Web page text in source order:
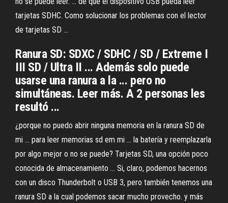
tarjetas SDHC. Como solucionar los problemas con el lector
de tarjetas SD ...
Ranura SD: SDXC / SDHC / SD / Extreme I
III SD / Ultra II ... Además solo puede
usarse una ranura a la ... pero no
simultáneas. Leer más. A 2 personas les
resultó ...
¿porque no puedo abrir ninguna memoria en la ranura SD de
mi ... para leer memorias sd em mi ... la batería y reemplazarla
por algo mejor o no se puede? Tarjetas SD, una opción poco
conocida de almacenamiento ... Si, claro, podemos hacernos
con un disco Thunderbolt o USB 3, pero también tenemos una
ranura SD a la cual podemos sacar mucho provecho. y más